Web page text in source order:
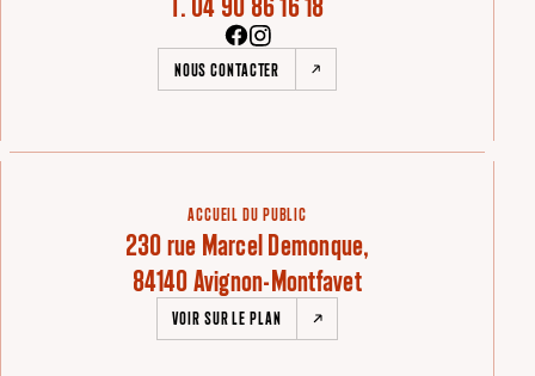
NOUS CONTACTER
ACCUEIL DU PUBLIC
230 rue Marcel Demonque,
84140 Avignon-Montfavet
VOIR SUR LE PLAN